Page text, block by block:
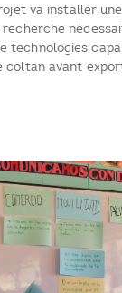
va installer une
technologies
coltan avant